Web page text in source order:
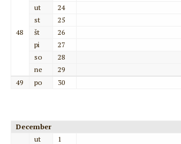
48
ut
24
st
25
št
26
pi
27
so
28
ne
29
49
po 30
December
ut
1